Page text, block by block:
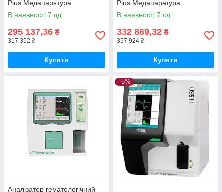
Plus Медапаратура
В наявності 7 од.
295 137,36 ₴
317 352 ₴
Купити
Plus Медапаратура
В наявності 7 од.
332 869,32 ₴
357 924 ₴
Купити
Аналізатор гематологічний
–5%